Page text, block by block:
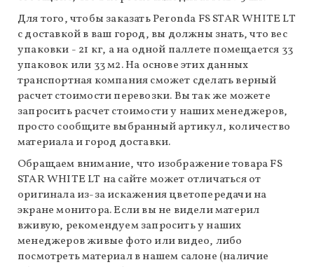
Для того, чтобы заказать Peronda FS STAR WHITE LT
с доставкой в ваш город, вы должны знать, что вес
упаковки - 21 кг, а на одной паллете помещается 33
упаковок или 33 м2. На основе этих данных
транспортная компания сможет сделать верный
расчет стоимости перевозки. Вы так же можете
запросить расчет стоимости у наших менеджеров,
просто сообщите выбранный артикул, количество
материала и город доставки.
Обращаем внимание, что изображение товара FS
STAR WHITE LT на сайте может отличаться от
оригинала из-за искажения цветопередачи на
экране монитора. Если вы не видели материл
вживую, рекомендуем запросить у наших
менеджеров живые фото или видео, либо
посмотреть материал в нашем салоне (наличие